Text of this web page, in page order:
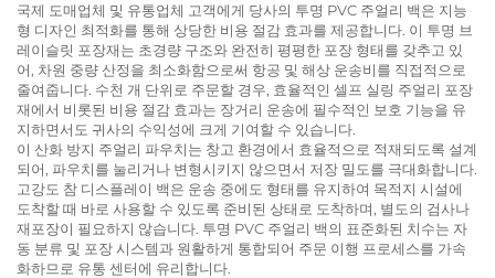
국제 도매업체 및 유통업체 고객에게 당사의 투명 PVC 주얼리 백은 지능
형 디자인 최적화를 통해 상당한 비용 절감 효과를 제공합니다. 이 투명 브
레이슬릿 포장재는 초경량 구조와 완전히 평평한 포장 형태를 갖추고 있
어, 차원 중량 산정을 최소화함으로써 항공 및 해상 운송비를 직접적으로
줄여줍니다. 수천 개 단위로 주문할 경우, 효율적인 셀프 실링 주얼리 포장
재에서 비롯된 비용 절감 효과는 장거리 운송에 필수적인 보호 기능을 유
지하면서도 귀사의 수익성에 크게 기여할 수 있습니다.
이 산화 방지 주얼리 파우치는 창고 환경에서 효율적으로 적재되도록 설계
되어, 파우치를 눌리거나 변형시키지 않으면서 저장 밀도를 극대화합니다.
고강도 참 디스플레이 백은 운송 중에도 형태를 유지하여 목적지 시설에
도착할 때 바로 사용할 수 있도록 준비된 상태로 도착하며, 별도의 검사나
재포장이 필요하지 않습니다. 투명 PVC 주얼리 백의 표준화된 치수는 자
동 분류 및 포장 시스템과 원활하게 통합되어 주문 이행 프로세스를 가속
화하므로 유통 센터에 유리합니다.